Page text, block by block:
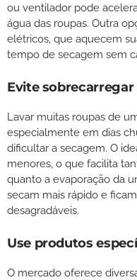
ou ventilador pode
água das roupas. Outra
elétricos, que aquecem
tempo de secagem sem
Evite
Lavar muitas roupas de
especialmente em dias
dificultar a secagem. O
menores, o que facilita
quanto a evaporação da
secam mais rápido e
desagradáveis.
Use produtos
O mercado oferece